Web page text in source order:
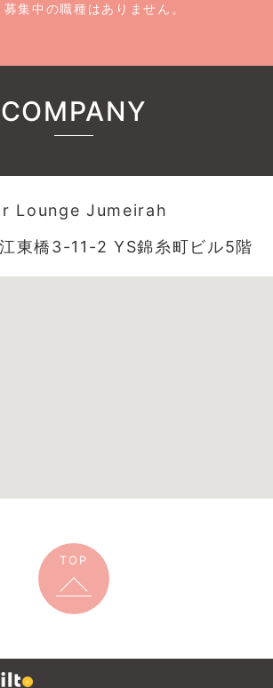
集中の職種はありません。
COMPANY
Lounge Jumeirah
東橋3-11-2 YS錦糸町ビル5階
TOP